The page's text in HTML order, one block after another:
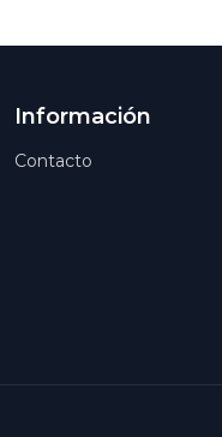
Información
Contacto